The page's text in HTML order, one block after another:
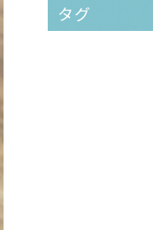
タグ